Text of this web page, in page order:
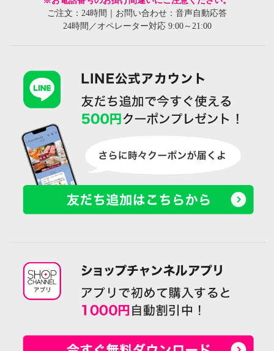
ご注文：24時間｜お問い合わせ：音声自動応答
24時間／オペレーター対応 9:00～21:00